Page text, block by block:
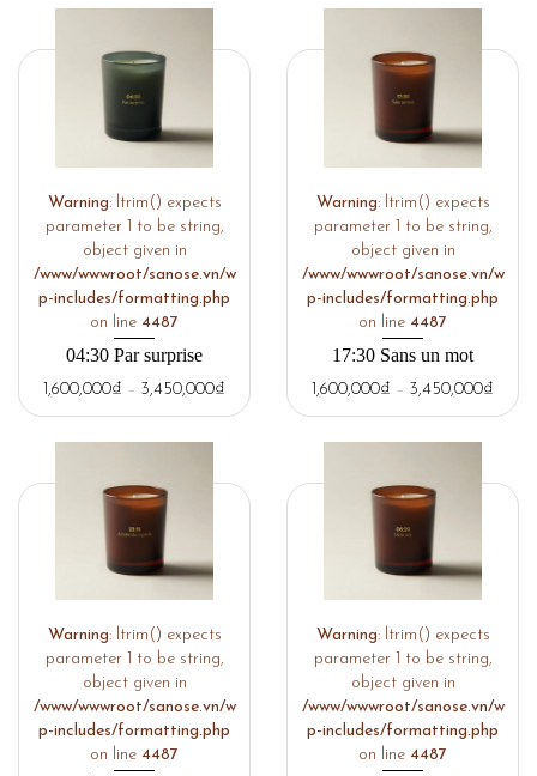
Warning: ltrim() expects
parameter 1 to be string,
object given in
/www/wwwroot/sanose.vn/w
p-includes/formatting.php
on line 4487
04:30 Par surprise
1,600,000₫ – 3,450,000₫
Warning: ltrim() expects
parameter 1 to be string,
object given in
/www/wwwroot/sanose.vn/w
p-includes/formatting.php
on line 4487
17:30 Sans un mot
1,600,000₫ – 3,450,000₫
Warning: ltrim() expects
parameter 1 to be string,
object given in
/www/wwwroot/sanose.vn/w
p-includes/formatting.php
on line 4487
Warning: ltrim() expects
parameter 1 to be string,
object given in
/www/wwwroot/sanose.vn/w
p-includes/formatting.php
on line 4487